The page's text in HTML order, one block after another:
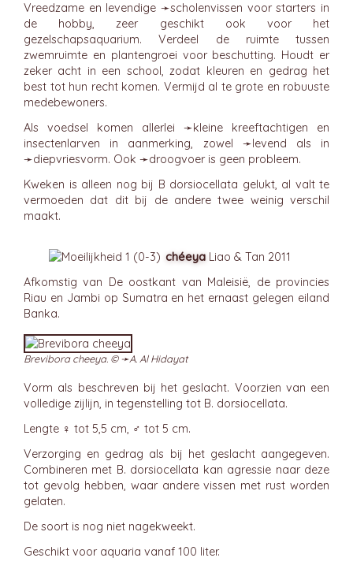
Vreedzame en levendige ➛scholenvissen voor starters in
de hobby, zeer geschikt ook voor het
gezelschapsaquarium. Verdeel de ruimte tussen
zwemruimte en plantengroei voor beschutting. Houdt er
zeker acht in een school, zodat kleuren en gedrag het
best tot hun recht komen. Vermijd al te grote en robuuste
medebewoners.
Als voedsel komen allerlei ➛kleine kreeftachtigen en
insectenlarven in aanmerking, zowel ➛levend als in
➛diepvriesvorm. Ook ➛droogvoeris geen probleem.
Kweken is alleen nog bij B dorsiocellata gelukt, al valt te
vermoeden dat dit bij de andere twee weinig verschil
maakt.
chéeya Liao & Tan 2011
Afkomstig van De oostkant van Maleisië, de provincies
Riau en Jambi op Sumatra en het ernaast gelegen eiland
Banka.
Brevibora cheeya. © ➛A. Al Hidayat
Vorm als beschreven bij het geslacht. Voorzien van een
volledige zijlijn, in tegenstelling tot B. dorsiocellata.
Lengte ♀ tot 5,5 cm, ♂ tot 5 cm.
Verzorging en gedrag als bij het geslacht aangegeven.
Combineren met B. dorsiocellata kan agressie naar deze
tot gevolg hebben, waar andere vissen met rust worden
gelaten.
De soort is nog niet nagekweekt.
Geschikt voor aquaria vanaf 100 liter.